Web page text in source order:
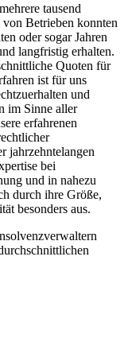
tausend
Betrieben konnten
oder sogar Jahren
langfristig erhalten.
Quoten für
ist für uns
und
im Sinne aller
erfahrenen
jahrzehntelangen
bei
und in nahezu
durch ihre Größe,
besonders aus.